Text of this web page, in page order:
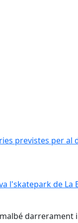
previstes per al
l'skatepark de La
l'skatepark de La
darrerament